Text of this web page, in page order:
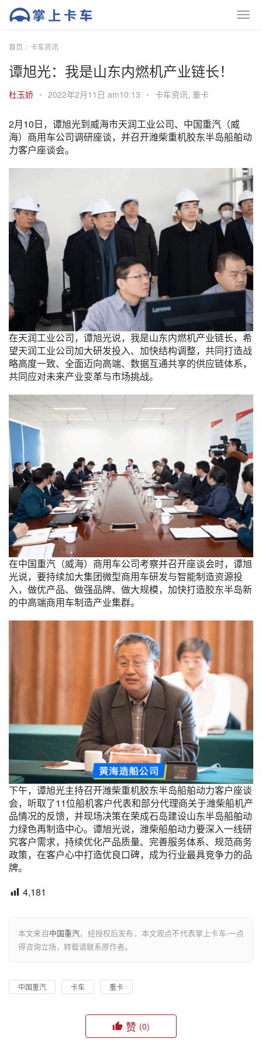
首页 卡车资讯
谭旭光：我是山东内燃机产业链长！
杜玉娇 • 2022年2月11日 am10:13 • 卡车资讯, 重卡
2月10日，谭旭光到威海市天润工业公司、中国重汽（威
海）商用车公司调研座谈，并召开潍柴重机胶东半岛船舶动
力客户座谈会。
在天润工业公司，谭旭光说，我是山东内燃机产业链长，希
望天润工业公司加大研发投入、加快结构调整，共同打造战
略高度一致、全面迈向高端、数据互通共享的供应链体系，
共同应对未来产业变革与市场挑战。
在中国重汽（威海）商用车公司考察并召开座谈会时，谭旭
光说，要持续加大集团微型商用车研发与智能制造资源投
入，做优产品、做强品牌、做大规模，加快打造胶东半岛新
的中高端商用车制造产业集群。
下午，谭旭光主持召开潍柴重机胶东半岛船舶动力客户座谈
会，听取了11位船机客户代表和部分代理商关于潍柴船机产
品情况的反馈，并现场决策在荣成石岛建设山东半岛船舶动
力绿色再制造中心。谭旭光说，潍柴船舶动力要深入一线研
究客户需求，持续优化产品质量、完善服务体系、规范商务
政策，在客户心中打造优良口碑，成为行业最具竞争力的品
牌。
4,181
本文来自中国重汽，经授权后发布，本文观点不代表掌上卡车-一点
得咨询立场，转载请联系原作者。
中国重汽 卡车 重卡
赞 (0)